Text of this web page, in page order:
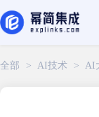
全部 > AI技术 > AI